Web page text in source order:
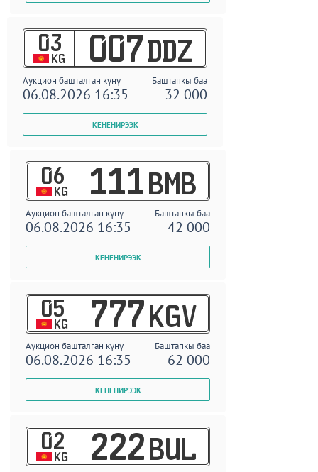
03
KG 007 DDZ
Аукцион башталган күнү Баштапкы баа
06.08.2026 16:35 32 000
06
KG 111 BMB
Аукцион башталган күнү Баштапкы баа
06.08.2026 16:35 42 000
05
KG 777 KGV
Аукцион башталган күнү Баштапкы баа
06.08.2026 16:35 62 000
02
KG 222 BUL